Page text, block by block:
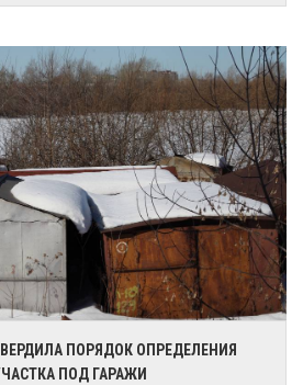
ПОРЯДОК ОПРЕДЕЛЕНИЯ
ПОД ГАРАЖИ